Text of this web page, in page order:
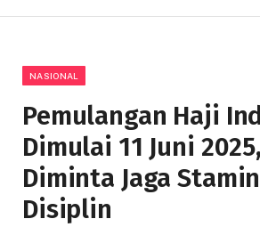
NASIONAL
Pemulangan Haji
Dimulai 11 Juni
Diminta Jaga
Disiplin